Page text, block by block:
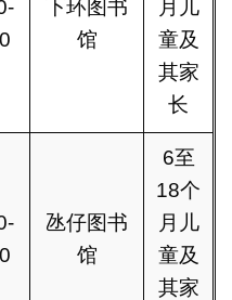
下环图书
馆
月儿
童及
其家
长
氹仔图书
馆
6至
18个
月儿
童及
其家